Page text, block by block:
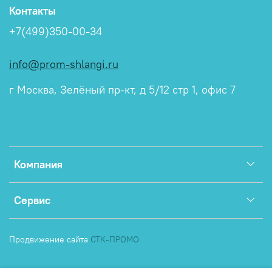
Компания
Сервис
Контакты
+7(499)350-00-34
info@prom-shlangi.ru
г Москва, Зелёный пр-кт, д 5/12 стр 1, офис 7
Продвижение сайта СТК-ПРОМО